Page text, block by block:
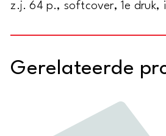
z.j. 64 p., softcover, 1e
Gerelateerde